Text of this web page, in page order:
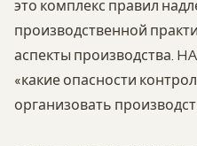
это комплекс правил
производственной
аспекты производства.
«какие опасности
организовать